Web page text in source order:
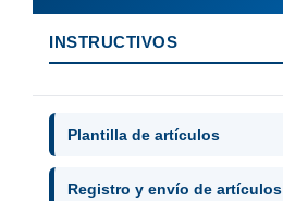
INSTRUCTIVOS
Plantilla de artículos
Registro y envío de artículos